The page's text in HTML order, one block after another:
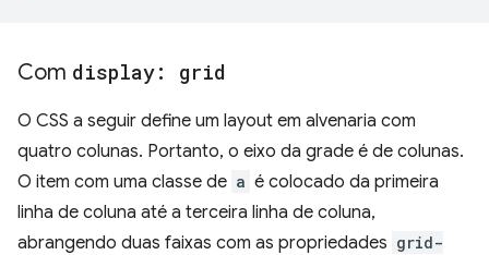
Com display: grid
O CSS a seguir define um layout em alvenaria com
quatro colunas. Portanto, o eixo da grade é de colunas.
O item com uma classe de a é colocado da primeira
linha de coluna até a terceira linha de coluna,
abrangendo duas faixas com as propriedades grid-